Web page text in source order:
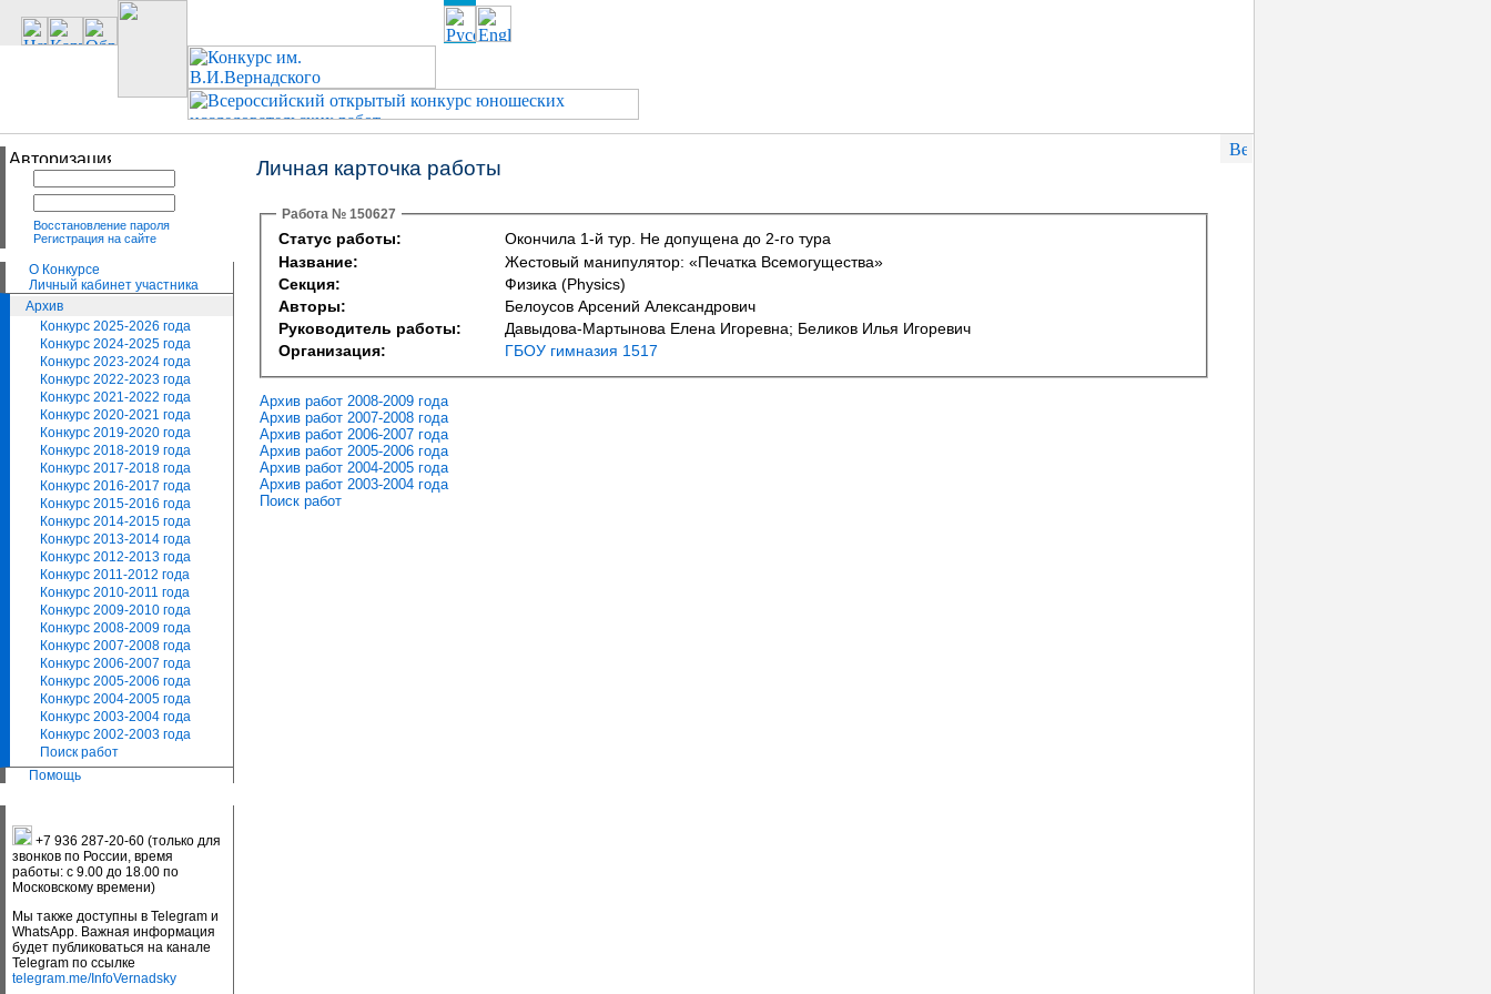
Восстановление пароля
Регистрация на сайте
О Конкурсе
Личный кабинет участника
Архив
Конкурс 2025-2026 года
Конкурс 2024-2025 года
Конкурс 2023-2024 года
Конкурс 2022-2023 года
Конкурс 2021-2022 года
Конкурс 2020-2021 года
Конкурс 2019-2020 года
Конкурс 2018-2019 года
Конкурс 2017-2018 года
Конкурс 2016-2017 года
Конкурс 2015-2016 года
Конкурс 2014-2015 года
Конкурс 2013-2014 года
Конкурс 2012-2013 года
Конкурс 2011-2012 года
Конкурс 2010-2011 года
Конкурс 2009-2010 года
Конкурс 2008-2009 года
Конкурс 2007-2008 года
Конкурс 2006-2007 года
Конкурс 2005-2006 года
Конкурс 2004-2005 года
Конкурс 2003-2004 года
Конкурс 2002-2003 года
Поиск работ
Помощь
+7 936 287-20-60 (только для
звонков по России, время
работы: с 9.00 до 18.00 по
Московскому времени)
Мы также доступны в Telegram и
WhatsApp. Важная информация
будет публиковаться на канале
Telegram по ссылке
telegram.me/InfoVernadsky
Личная карточка работы
Работа № 150627
Статус работы:
Окончила 1-й тур. Не допущена до 2-го тура
Название:
Жестовый манипулятор: «Печатка Всемогущества»
Секция:
Физика (Physics)
Авторы:
Белоусов Арсений Александрович
Руководитель работы:
Давыдова-Мартынова Елена Игоревна; Беликов Илья Игоревич
Организация:
ГБОУ гимназия 1517
Архив работ 2008-2009 года
Архив работ 2007-2008 года
Архив работ 2006-2007 года
Архив работ 2005-2006 года
Архив работ 2004-2005 года
Архив работ 2003-2004 года
Поиск работ